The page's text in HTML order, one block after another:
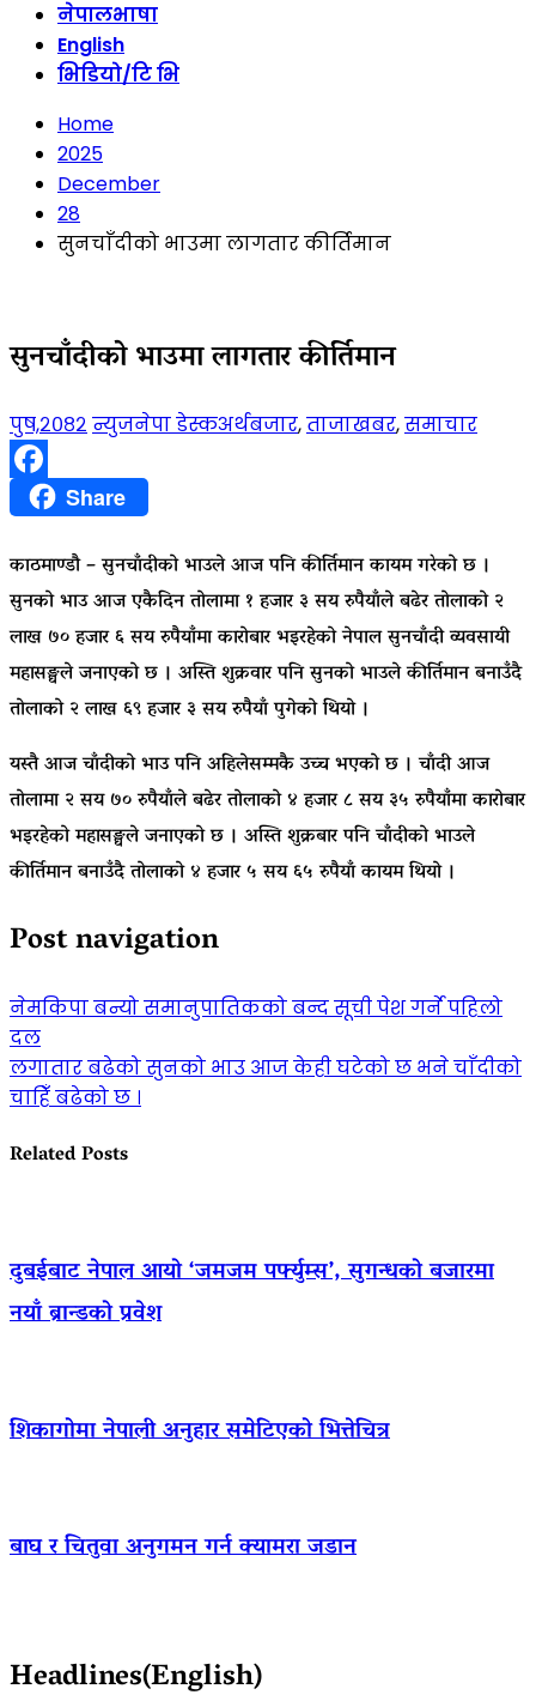
नेपालभाषा
English
भिडियो/टि भि
Home
2025
December
28
सुनचाँदीको भाउमा लागतार कीर्तिमान
सुनचाँदीको भाउमा लागतार कीर्तिमान
पुष,२०८२ न्युजनेपा डेस्कअर्थबजार,ताजाखबर,समाचार
FacebookShare
काठमाण्डौ – सुनचाँदीको भाउले आज पनि कीर्तिमान कायम गरेको छ ।
सुनको भाउ आज एकैदिन तोलामा १ हजार ३ सय रुपैयाँले बढेर तोलाको २
लाख ७० हजार ६ सय रुपैयाँमा कारोबार भइरहेको नेपाल सुनचाँदी व्यवसायी
महासङ्घले जनाएको छ । अस्ति शुक्रवार पनि सुनको भाउले कीर्तिमान बनाउँदै
तोलाको २ लाख ६९ हजार ३ सय रुपैयाँ पुगेको थियो ।
यस्तै आज चाँदीको भाउ पनि अहिलेसम्मकै उच्च भएको छ । चाँदी आज
तोलामा २ सय ७० रुपैयाँले बढेर तोलाको ४ हजार ८ सय ३५ रुपैयाँमा कारोबार
भइरहेको महासङ्घले जनाएको छ । अस्ति शुक्रबार पनि चाँदीको भाउले
कीर्तिमान बनाउँदै तोलाको ४ हजार ५ सय ६५ रुपैयाँ कायम थियो ।
Post navigation
नेमकिपा बन्यो समानुपातिकको बन्द सूची पेश गर्ने पहिलो
दल
लगातार बढेको सुनको भाउ आज केही घटेको छ भने चाँदीको
चाहिँ बढेको छ ।
Related Posts
दुबईबाट नेपाल आयो ‘जमजम पर्फ्युम्स’, सुगन्धको बजारमा
नयाँ ब्रान्डको प्रवेश
शिकागोमा नेपाली अनुहार समेटिएको भित्तेचित्र
बाघ र चितुवा अनुगमन गर्न क्यामरा जडान
Headlines(English)